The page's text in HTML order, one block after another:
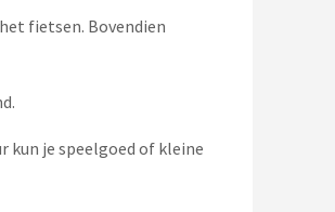
fietsen. Bovendien
kun je speelgoed of kleine